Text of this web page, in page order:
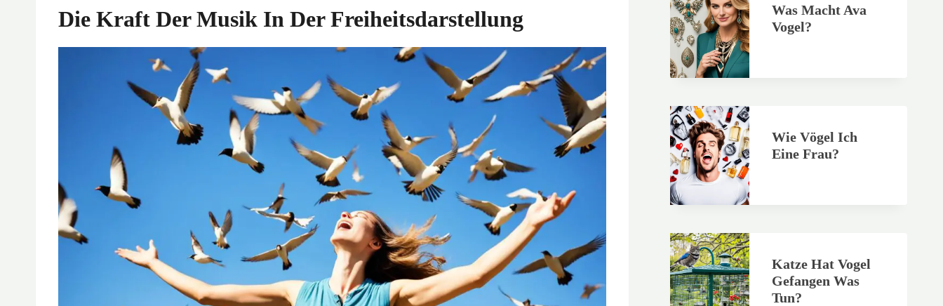
Die Kraft Der Musik In Der Freiheitsdarstellung
Was Macht Ava
Vogel?
Wie Vögel Ich
Eine Frau?
Katze Hat Vogel
Gefangen Was
Tun?